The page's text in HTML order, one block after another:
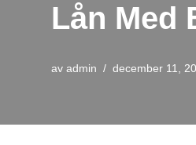
Lån Med
av admin december 11,